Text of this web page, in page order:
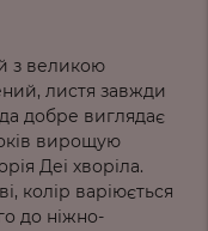
з великою
листя завжди
добре виглядає
вирощую
Деі хворіла.
колір варіюється
до ніжно-